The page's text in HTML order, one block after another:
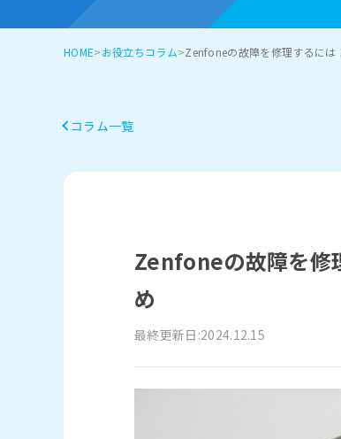
HOME お役立ちコラム Zenfoneの故障を修理するには
コラム一覧
Zenfoneの故障を修
め
最終更新日:2024.12.15